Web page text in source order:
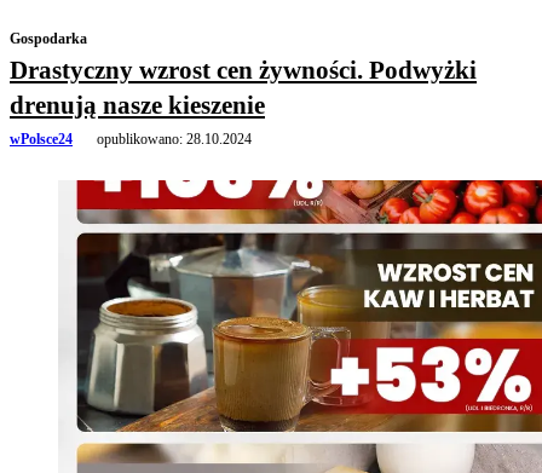
Gospodarka
Drastyczny wzrost cen żywności. Podwyżki
drenują nasze kieszenie
wPolsce24 opublikowano: 28.10.2024